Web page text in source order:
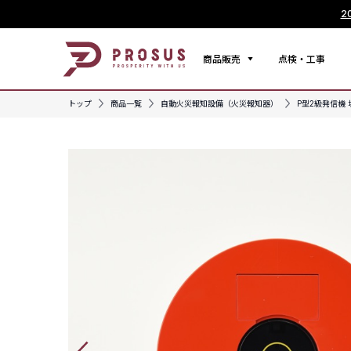
商品販売 点検・工事
トップ 商品一覧 自動火災報知設備（火災報知器） P型2級発信機